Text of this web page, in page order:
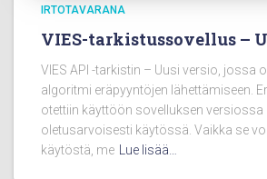
IRTOTAVARANA
VIES-tarkistussovellus –
VIES API -tarkistin – Uusi versio, jossa
algoritmi eräpyyntöjen lähettämiseen.
otettiin käyttöön sovelluksen versiossa
oletusarvoisesti käytössä. Vaikka se
käytöstä, me
Lue lisää…